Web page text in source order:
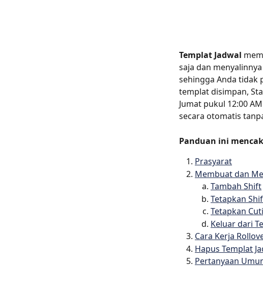
Templat Jadwal
saja dan
sehingga Anda tidak
templat disimpan,
Jumat pukul 12:00
secara otomatis
Panduan ini
Prasyarat
Membuat dan
Tambah Shift
Tetapkan
Tetapkan Cuti
Keluar dari
Cara Kerja
Hapus Templat
Pertanyaan